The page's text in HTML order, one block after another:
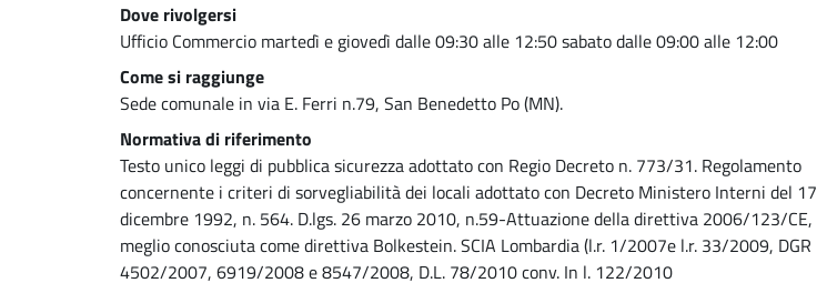
Dove rivolgersi
Ufficio Commercio martedì e giovedì dalle 09:30 alle 12:50 sabato dalle 09:00 alle 12:00
Come si raggiunge
Sede comunale in via E. Ferri n.79, San Benedetto Po (MN).
Normativa di riferimento
Testo unico leggi di pubblica sicurezza adottato con Regio Decreto n. 773/31. Regolamento
concernente i criteri di sorvegliabilità dei locali adottato con Decreto Ministero Interni del 17
dicembre 1992, n. 564. D.lgs. 26 marzo 2010, n.59-Attuazione della direttiva 2006/123/CE,
meglio conosciuta come direttiva Bolkestein. SCIA Lombardia (l.r. 1/2007e l.r. 33/2009, DGR
4502/2007, 6919/2008 e 8547/2008, D.L. 78/2010 conv. In l. 122/2010